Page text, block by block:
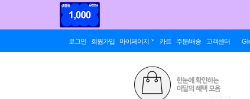
로그인 회원가입 마이페이지 카트 주문/배송 고객센터